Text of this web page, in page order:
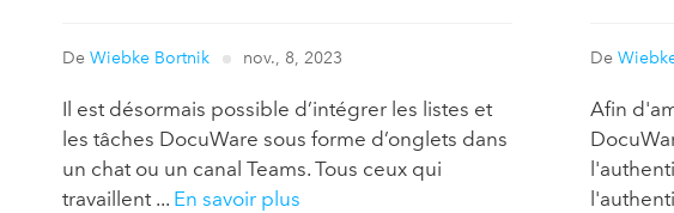
De Wiebke Bortnik nov., 8, 2023
Il est désormais possible d’intégrer les listes et
les tâches DocuWare sous forme d’onglets dans
un chat ou un canal Teams. Tous ceux qui
travaillent ... En savoir plus
De
Afin